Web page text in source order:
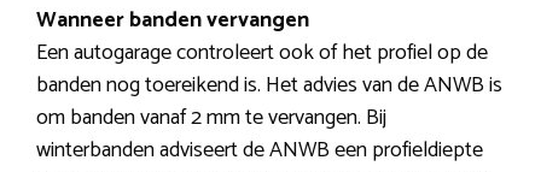
Wanneer banden vervangen
Een autogarage controleert ook of het profiel op de
banden nog toereikend is. Het advies van de ANWB is
om banden vanaf 2 mm te vervangen. Bij
winterbanden adviseert de ANWB een profieldiepte